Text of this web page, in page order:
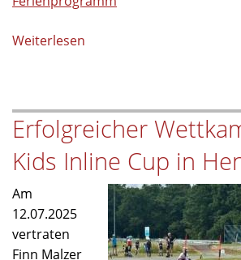
Weiterlesen
begeistert
Kinder
beim
Ferienprogramm
Gemeinde
Wiesau
Erfolgreicher
Kids Inline Cup in
Am
12.07.2025
vertraten
Finn Malzer